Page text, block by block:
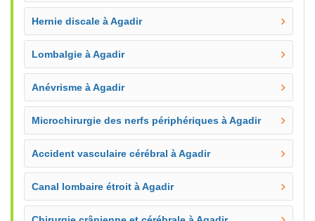
Hernie discale à Agadir
Lombalgie à Agadir
Anévrisme à Agadir
Microchirurgie des nerfs périphériques à Agadir
Accident vasculaire cérébral à Agadir
Canal lombaire étroit à Agadir